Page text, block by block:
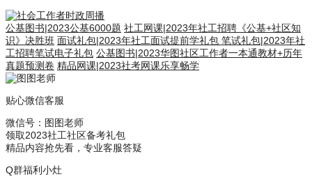
公基图书|2023公基6000题 社工网课|2023年社工招聘《公基+社区知
识》决胜班 面试礼包|2023年社工面试提前学礼包 笔试礼包|2023年社
工招聘笔试电子礼包 公基图书|2023华图社区工作者一本通教材+历年
真题预测卷 精品网课|2023社考网课乐享畅学
贴心微信客服
微信号： 图图老师
领取2023社工社区备考礼包
精品内容抢先看，专业客服答疑
Q群福利小灶